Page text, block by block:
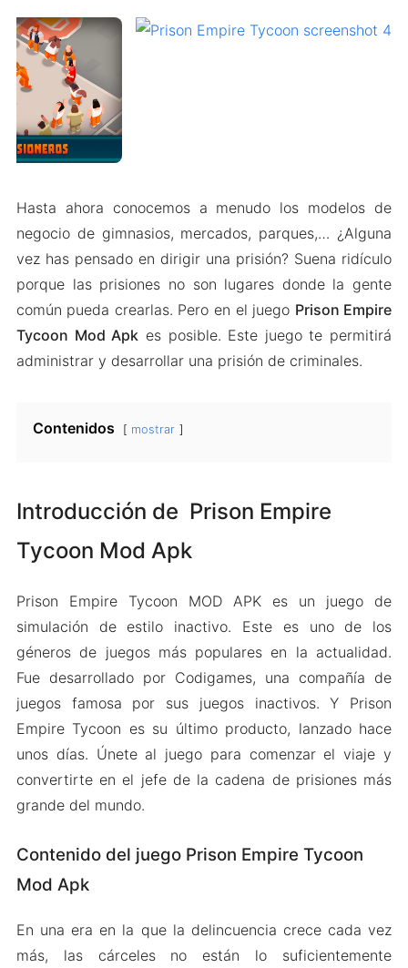
Hasta ahora conocemos a menudo los modelos de
negocio de gimnasios, mercados, parques,… ¿Alguna
vez has pensado en dirigir una prisión? Suena ridículo
porque las prisiones no son lugares donde la gente
común pueda crearlas. Pero en el juego Prison Empire
Tycoon Mod Apk es posible. Este juego te permitirá
administrar y desarrollar una prisión de criminales.
Contenidos mostrar
Introducción de Prison Empire
Tycoon Mod Apk
Prison Empire Tycoon MOD APK es un juego de
simulación de estilo inactivo. Este es uno de los
géneros de juegos más populares en la actualidad.
Fue desarrollado por Codigames, una compañía de
juegos famosa por sus juegos inactivos. Y Prison
Empire Tycoon es su último producto, lanzado hace
unos días. Únete al juego para comenzar el viaje y
convertirte en el jefe de la cadena de prisiones más
grande del mundo.
Contenido del juego Prison Empire Tycoon
Mod Apk
En una era en la que la delincuencia crece cada vez
más, las cárceles no están lo suficientemente